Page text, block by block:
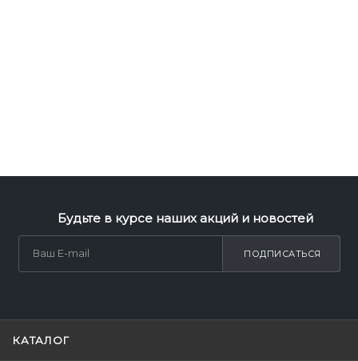
Будьте в курсе наших акций и новостей
ПОДПИСАТЬСЯ
КАТАЛОГ